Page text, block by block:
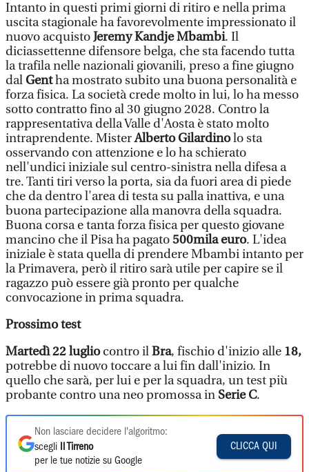
Intanto in questi primi giorni di ritiro e nella prima
uscita stagionale ha favorevolmente impressionato il
nuovo acquistoJeremy Kandje Mbambi. Il
diciassettenne difensore belga, che sta facendo tutta
la trafila nelle nazionali giovanili, preso a fine giugno
dalGentha mostrato subito una buona personalità e
forza fisica. La società crede molto in lui, lo ha messo
sotto contratto fino al 30 giugno 2028. Contro la
rappresentativa della Valle d'Aosta è stato molto
intraprendente. MisterAlberto Gilardinolo sta
osservando con attenzione e lo ha schierato
nell'undici iniziale sul centro-sinistra nella difesa a
tre. Tanti tiri verso la porta, sia da fuori area di piede
che da dentro l'area di testa su palla inattiva, e una
buona partecipazione alla manovra della squadra.
Buona corsa e tanta forza fisica per questo giovane
mancino che il Pisa ha pagato500mila euro. L'idea
iniziale è stata quella di prendere Mbambi intanto per
la Primavera, però il ritiro sarà utile per capire se il
ragazzo può essere già pronto per qualche
convocazione in prima squadra.
Prossimo test
Martedì 22 lugliocontro ilBra, fischio d'inizio alle 18,
potrebbe di nuovo toccare a lui fin dall'inizio. In
quello che sarà, per lui e per la squadra, un test più
probante contro una neo promossa in Serie C.
Non lasciare decidere l'algoritmo:
scegli
Il Tirreno
per le tue notizie su Google
CLICCA QUI